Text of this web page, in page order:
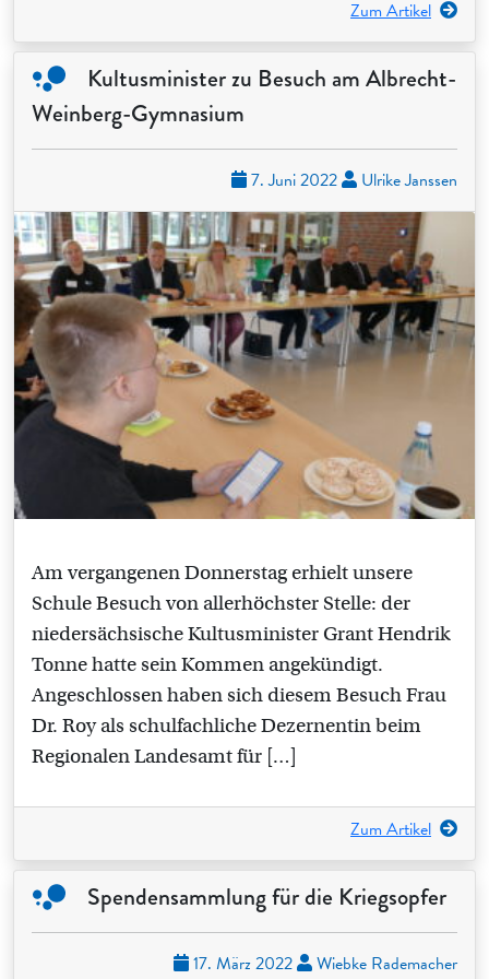
Zum Artikel
Kultusminister zu Besuch am Albrecht-
Weinberg-Gymnasium
7. Juni 2022 Ulrike Janssen
Am vergangenen Donnerstag erhielt unsere
Schule Besuch von allerhöchster Stelle: der
niedersächsische Kultusminister Grant Hendrik
Tonne hatte sein Kommen angekündigt.
Angeschlossen haben sich diesem Besuch Frau
Dr. Roy als schulfachliche Dezernentin beim
Regionalen Landesamt für […]
Zum Artikel
Spendensammlung für die Kriegsopfer
17. März 2022 Wiebke Rademacher